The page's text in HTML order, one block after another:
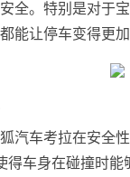
全。特别是对于
能让停车变得更
汽车考拉在安全
得车身在碰撞时